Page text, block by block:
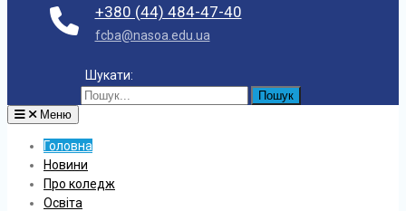
+380 (44) 484-47-40
fcba@nasoa.edu.ua
Шукати:
Меню
Головна
Новини
Про коледж
Освіта